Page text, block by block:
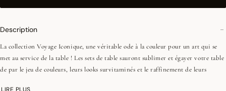
Description
La collection Voyage Iconique, une véritable ode à la couleur pour un art qui se
met au service de la table ! Les sets de table sauront sublimer et égayer votre table
de par le jeu de couleurs, leurs looks survitaminés et le raffinement de leurs
LIRE PLUS